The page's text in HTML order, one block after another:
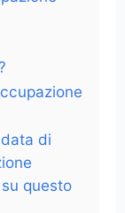
di
questo